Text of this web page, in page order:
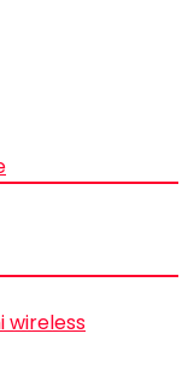
wireless